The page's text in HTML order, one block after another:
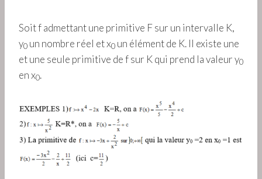
Soit f admettant une primitive F sur un intervalle K,
y0 un nombre réel et x0 un élément de K. Il existe une
et une seule primitive de f sur K qui prend la valeur y0
en x0.